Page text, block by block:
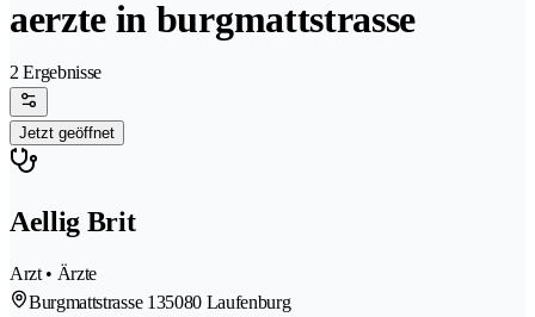
aerzte in burgmattstrasse
2 Ergebnisse
Jetzt geöffnet
Aellig Brit
Arzt • Ärzte
Burgmattstrasse 135080 Laufenburg